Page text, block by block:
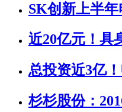
SK创新上半
近20亿元！具
总投资近3亿
杉杉股份：